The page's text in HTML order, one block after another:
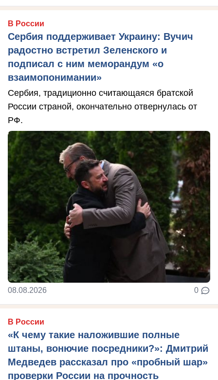
В России
Сербия поддерживает Украину: Вучич
радостно встретил Зеленского и
подписал с ним меморандум «о
взаимопонимании»
Сербия, традиционно считающаяся братской
России страной, окончательно отвернулась от
РФ.
08.08.2026 0
В России
«К чему такие наложившие полные
штаны, вонючие посредники?»: Дмитрий
Медведев рассказал про «пробный шар»
проверки России на прочность